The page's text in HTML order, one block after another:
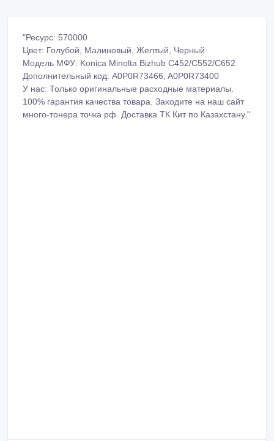
"Ресурс: 570000
Цвет: Голубой, Малиновый, Желтый, Черный
Модель МФУ: Konica Minolta Bizhub С452/C552/C652
Дополнительный код: A0P0R73466, A0P0R73400
У нас: Только оригинальные расходные материалы.
100% гарантия качества товара. Заходите на наш сайт
много-тонера точка рф. Доставка ТК Кит по Казахстану."